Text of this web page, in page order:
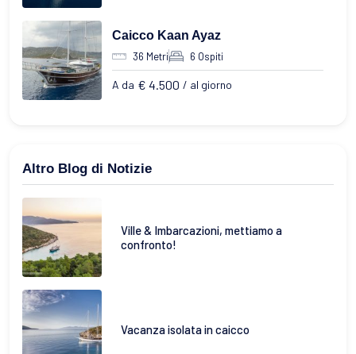
Caicco Kaan Ayaz
36 Metri 6 Ospiti
A da € 4.500 / al giorno
Altro Blog di Notizie
Ville & Imbarcazioni, mettiamo a
confronto!
Vacanza isolata in caicco